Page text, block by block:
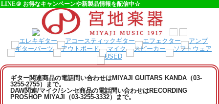
LINE＠ お得なキャンペーンや新製品情報を配信中☆
ギター関連商品の電話問い合わせはMIYAJI GUITARS KANDA（03-
3255-2755）まで。
DAW関連/マイク/シンセ商品の電話問い合わせはRECORDING
PROSHOP MIYAJI（03-3255-3332）まで。